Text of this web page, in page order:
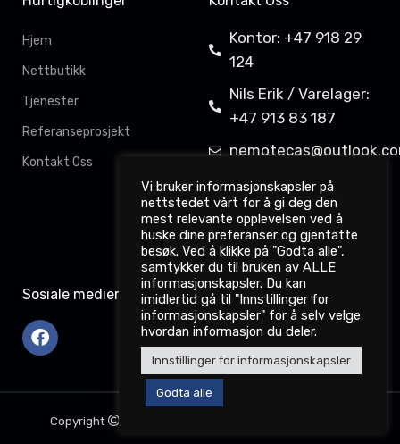
Hjem
Nettbutikk
Tjenester
Referanseprosjekt
Kontakt Oss
Kontor: +47 918 29
124
Nils Erik / Varelager:
+47 913 83 187
Davit Gahkkorluodda
11,
9522 Kautokeino
Sosiale medier
Copyright
Vi bruker informasjonskapsler på
nettstedet vårt for å gi deg den
mest relevante opplevelsen ved å
huske dine preferanser og gjentatte
besøk. Ved å klikke på "Godta alle",
samtykker du til bruken av ALLE
informasjonskapsler. Du kan
imidlertid gå til "Innstillinger for
informasjonskapsler" for å selv velge
hvordan informasjon du deler.
Innstillinger for informasjonskapsler
Godta alle